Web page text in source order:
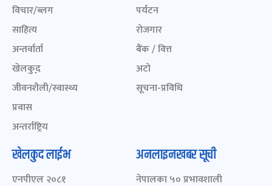
विचार/ब्लग
साहित्य
अन्तर्वार्ता
खेलकुद़़
जीवनशैली/स्वास्थ्य
प्रवास
अन्तर्राष्ट्रिय
पर्यटन
रोजगार
बैंक / वित्त
अटो
सूचना-प्रविधि
खेलकुद लाईभ
एनपीएल २०८१
अनलाइनखबर सूची
नेपालका ५० प्रभावशाली